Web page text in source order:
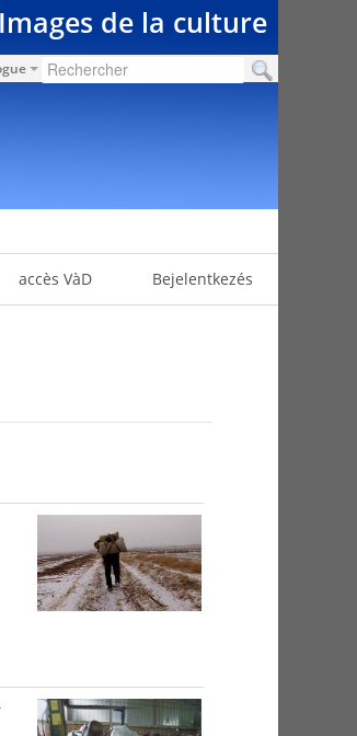
Images de la culture
accès VàD Bejelentkezés